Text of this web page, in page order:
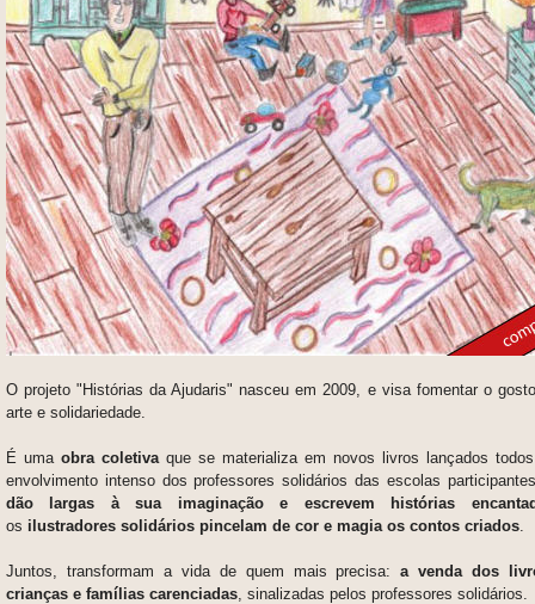
O projeto "Histórias da Ajudaris" nasceu em 2009, e visa fomentar o
arte e solidariedade.
É uma obra coletiva que se materializa em novos livros lançados
envolvimento intenso dos professores solidários das escolas
dão largas à sua imaginação e escrevem histórias
os ilustradores solidários pincelam de cor e magia os contos criados
Juntos, transformam a vida de quem mais precisa:a venda dos
crianças e famílias carenciadas , sinalizadas pelos professores solidários.